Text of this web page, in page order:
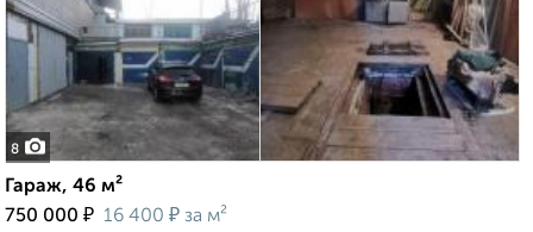
8
Гараж, 46 м²
750 000 ₽ 16 400 ₽ за м²